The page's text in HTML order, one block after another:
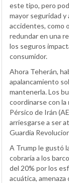
este tipo, pero
mayor seguridad
accidentes, como
redundar en una
los seguros
consumidor.
Ahora Teherán,
apalancamiento
mantenerla. Los
coordinarse con
Pérsico de Irán
arriesgarse a ser
Guardia
A Trump le gustó
cobraría a los
del 20% por los
acuática,